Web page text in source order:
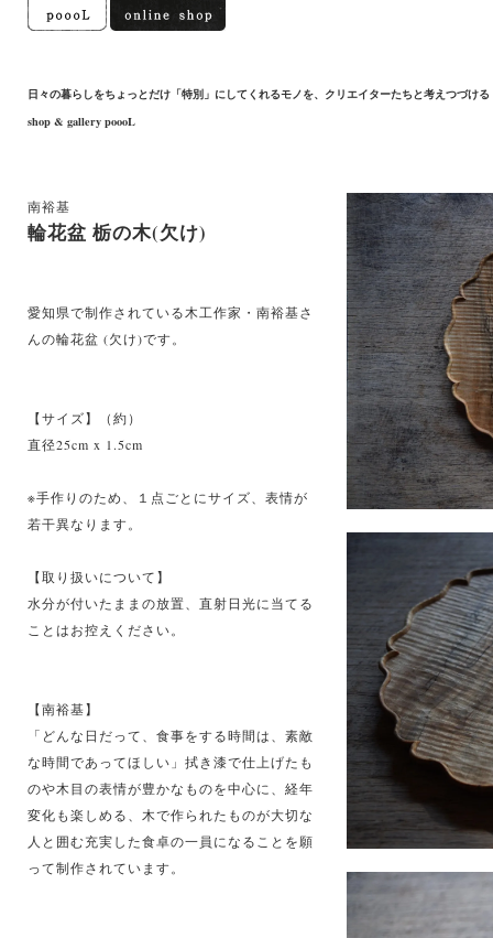
日々の暮らしをちょっとだけ「特別」にしてくれるモノを、クリエイターたちと考えつづける
shop & gallery poooL
南裕基
輪花盆 栃の木(欠け)
愛知県で制作されている木工作家・南裕基さ
んの輪花盆 (欠け)です。
【サイズ】（約）
直径25cm x 1.5cm
※手作りのため、１点ごとにサイズ、表情が
若干異なります。
【取り扱いについて】
水分が付いたままの放置、直射日光に当てる
ことはお控えください。
【南裕基】
「どんな日だって、食事をする時間は、素敵
な時間であってほしい」拭き漆で仕上げたも
のや木目の表情が豊かなものを中心に、経年
変化も楽しめる、木で作られたものが大切な
人と囲む充実した食卓の一員になることを願
って制作されています。